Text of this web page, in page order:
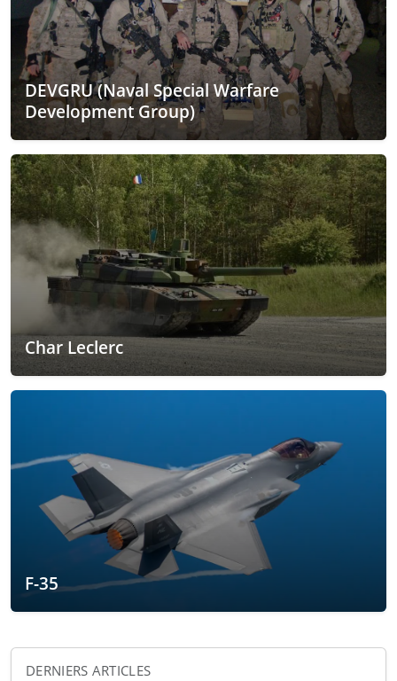
DEVGRU (Naval Special Warfare
Development Group)
Char Leclerc
F-35
DERNIERS ARTICLES